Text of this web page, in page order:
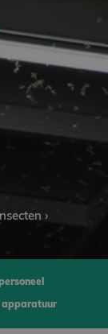
›
apparatuur